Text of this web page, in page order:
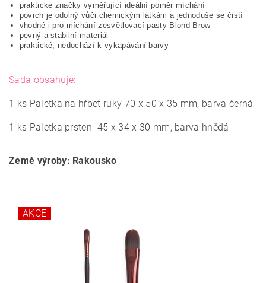
praktické značky vyměřující ideální poměr míchání
povrch je odolný vůči chemickým látkám a jednoduše se čistí
vhodné i pro míchání zesvětlovací pasty Blond Brow
pevný a stabilní materiál
praktické, nedochází k vykapávání barvy
Sada obsahuje:
1 ks Paletka na hřbet ruky 70 x 50 x 35 mm, barva černá
1 ks Paletka prsten 45 x 34 x 30 mm, barva hnědá
Země výroby: Rakousko
AKCE